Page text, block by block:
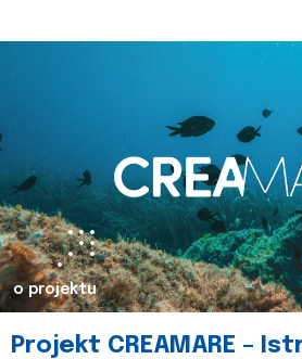
o projektu
Projekt CREAMARE –